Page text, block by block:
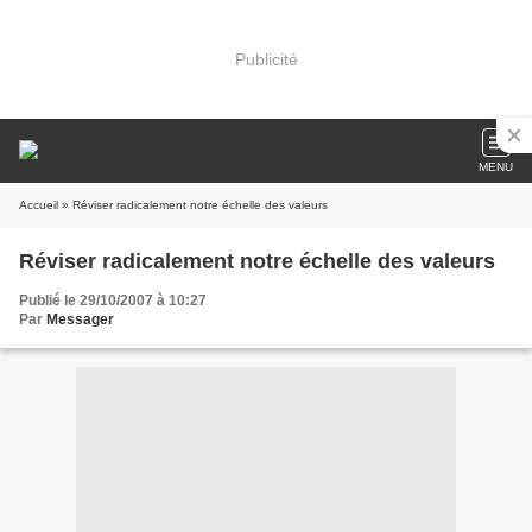
Publicité
MENU
Accueil » Réviser radicalement notre échelle des valeurs
Réviser radicalement notre échelle des valeurs
Publié le 29/10/2007 à 10:27
Par Messager